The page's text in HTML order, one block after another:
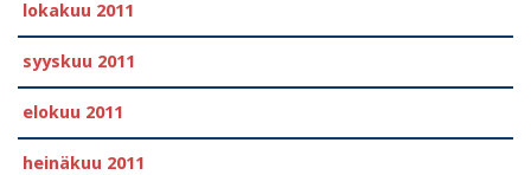
lokakuu 2011
syyskuu 2011
elokuu 2011
heinäkuu 2011